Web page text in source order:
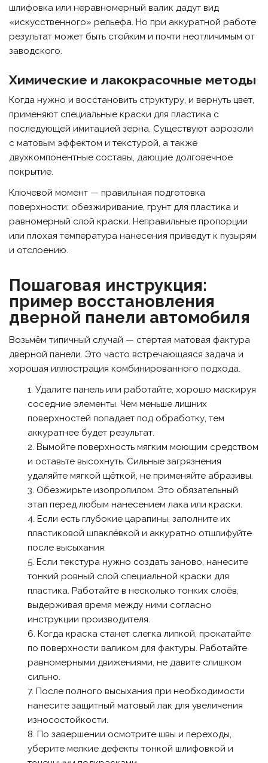
шлифовка или неравномерный валик дадут вид
«искусственного» рельефа. Но при аккуратной работе
результат может быть стойким и почти неотличимым от
заводского.
Химические и лакокрасочные методы
Когда нужно и восстановить структуру, и вернуть цвет,
применяют специальные краски для пластика с
последующей имитацией зерна. Существуют аэрозоли
с матовым эффектом и текстурой, а также
двухкомпонентные составы, дающие долговечное
покрытие.
Ключевой момент — правильная подготовка
поверхности: обезжиривание, грунт для пластика и
равномерный слой краски. Неправильные пропорции
или плохая температура нанесения приведут к пузырям
и отслоению.
Пошаговая инструкция:
пример восстановления
дверной панели автомобиля
Возьмём типичный случай — стертая матовая фактура
дверной панели. Это часто встречающаяся задача и
хорошая иллюстрация комбинированного подхода.
Удалите панель или работайте, хорошо маскируя
соседние элементы. Чем меньше лишних
поверхностей попадает под обработку, тем
аккуратнее будет результат.
Вымойте поверхность мягким моющим средством
и оставьте высохнуть. Сильные загрязнения
удаляйте мягкой щёткой, не применяйте абразивы.
Обезжирьте изопропилом. Это обязательный
этап перед любым нанесением лака или краски.
Если есть глубокие царапины, заполните их
пластиковой шпаклёвкой и аккуратно отшлифуйте
после высыхания.
Если текстура нужно создать заново, нанесите
тонкий ровный слой специальной краски для
пластика. Работайте в несколько тонких слоёв,
выдерживая время между ними согласно
инструкции производителя.
Когда краска станет слегка липкой, прокатайте
по поверхности валиком для фактуры. Работайте
равномерными движениями, не давите слишком
сильно.
После полного высыхания при необходимости
нанесите защитный матовый лак для увеличения
износостойкости.
По завершении осмотрите швы и переходы,
уберите мелкие дефекты тонкой шлифовкой и